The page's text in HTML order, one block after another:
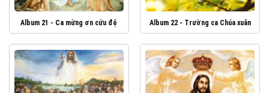
Album 21 - Ca mừng ơn cứu độ Album 22 - Trường ca Chúa xuân